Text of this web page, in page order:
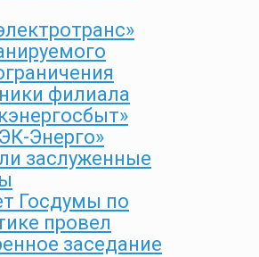
филиала
Энерго»
заслуженные
Госдумы по
провел
заседание